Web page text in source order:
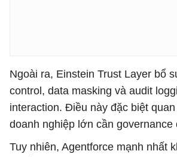
Ngoài ra, Einstein Trust Layer bổ
control, data masking và audit
interaction. Điều này đặc biệt
doanh nghiệp lớn cần governance
Tuy nhiên, Agentforce mạnh nhất